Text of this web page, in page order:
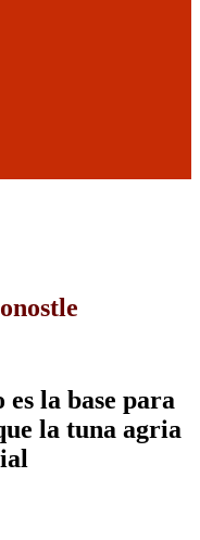
la base para
la tuna agria